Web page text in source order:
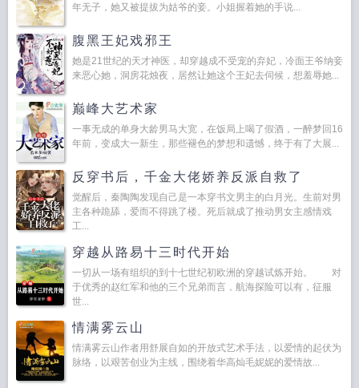
年无子，她又被提拔为姑爷的妾。小姐握着她的手说...
腹黑王妃戏邪王
她是21世纪的天才神医，却穿越成不受宠的弃妃，冷面王爷纳妾
来恶心她，洞房花烛夜，居然让她这个王妃去伺候，想羞辱她...
巅峰大艺术家
一事无成的单身大龄男马大宽，在饭局上喝了假酒，一醉梦回16
年前，变成大一新生，那些褪色的梦想和遗憾，终于有了大展...
反穿书后，千金大佬娇养反派自救了
觉醒后，秦陶陶发现自己是一本穿书文男主的白月光。生前对男
主各种跪舔，爱而不得跳了楼。死后就成了推动男女主感情戏
工...
穿越从路易十三时代开始
一切从一场有组织的到十七世纪初欧洲的穿越试炼开始。 对
于优秀的赵红军和他的三个兄弟而言，航海探险可以有，征服
世...
情满雾云山
情满雾云山作者用舒展自如的开放式艺术手法，以爱情的起伏为
脉络，以艰苦创业为主线，围绕着华高灿毛妮妮的爱情故...